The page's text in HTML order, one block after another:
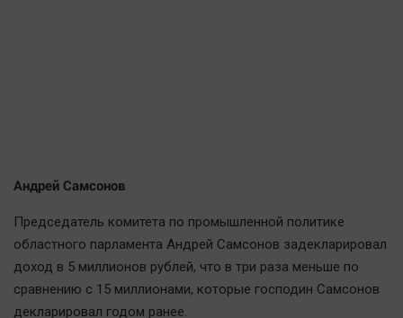
Андрей Самсонов
Председатель комитета по промышленной политике
областного парламента Андрей Самсонов задекларировал
доход в 5 миллионов рублей, что в три раза меньше по
сравнению с 15 миллионами, которые господин Самсонов
декларировал годом ранее.